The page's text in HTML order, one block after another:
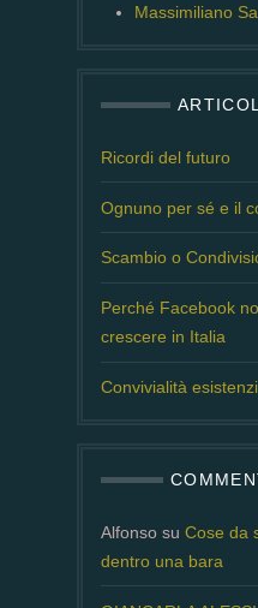
Massimiliano
Ricordi del futuro
Ognuno per sé e il
Scambio o
Perché Facebook
crescere in Italia
Convivialità
Alfonso su Cose da
dentro una bara